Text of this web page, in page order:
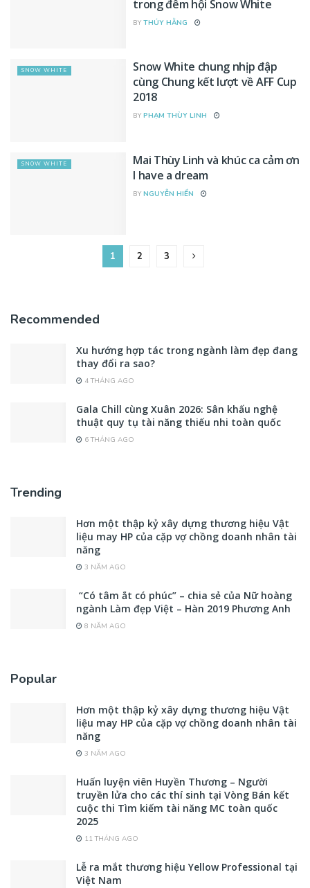
trong đêm hội Snow White
BY THÚY HẰNG
SNOW WHITE
Snow White chung nhịp đập
cùng Chung kết lượt về AFF Cup
2018
BY PHẠM THÙY LINH
SNOW WHITE
Mai Thùy Linh và khúc ca cảm ơn
I have a dream
BY NGUYỄN HIỂN
1 2 3
Recommended
Xu hướng hợp tác trong ngành làm đẹp đang
thay đổi ra sao?
4 THÁNG AGO
Gala Chill cùng Xuân 2026: Sân khấu nghệ
thuật quy tụ tài năng thiếu nhi toàn quốc
6 THÁNG AGO
Trending
Hơn một thập kỷ xây dựng thương hiệu Vật
liệu may HP của cặp vợ chồng doanh nhân tài
năng
3 NĂM AGO
“Có tâm ắt có phúc” – chia sẻ của Nữ hoàng
ngành Làm đẹp Việt – Hàn 2019 Phương Anh
8 NĂM AGO
Popular
Hơn một thập kỷ xây dựng thương hiệu Vật
liệu may HP của cặp vợ chồng doanh nhân tài
năng
3 NĂM AGO
Huấn luyện viên Huyền Thương – Người
truyền lửa cho các thí sinh tại Vòng Bán kết
cuộc thi Tìm kiếm tài năng MC toàn quốc
2025
11 THÁNG AGO
Lễ ra mắt thương hiệu Yellow Professional tại
Việt Nam